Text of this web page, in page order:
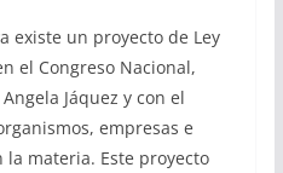
existe un proyecto de Ley
el Congreso Nacional,
Jáquez y con el
empresas e
materia. Este proyecto